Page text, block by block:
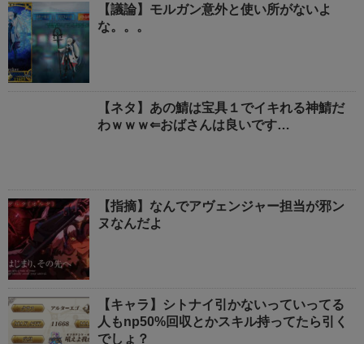
【議論】モルガン意外と使い所がないよ
な。。。
【ネタ】あの鯖は宝具１でイキれる神鯖だ
わｗｗｗ⇐おばさんは良いです…
【指摘】なんでアヴェンジャー担当が邪ン
ヌなんだよ
【キャラ】シトナイ引かないっていってる
人もnp50%回収とかスキル持ってたら引く
でしょ？